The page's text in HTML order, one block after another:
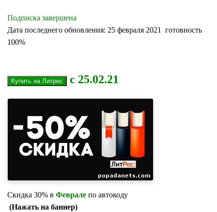
Подписка завершена
Дата последнего обновления: 25 февраля 2021 готовность
100%
с 25.02.21
Скидка 30% в Феврале по автокоду
(Нажать на баннер)